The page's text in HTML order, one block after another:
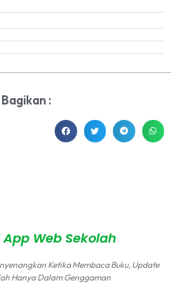
Bagikan :
Web Sekolah
Ketika Membaca Buku, Update
Hanya Dalam Genggaman